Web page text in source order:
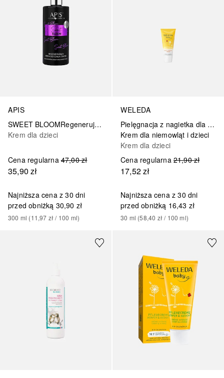
APIS
SWEET BLOOMRegenerujący krem do ciała i dłoni / 300 ml
Krem dla dzieci
Cena regularna 47,00 zł
35,90 zł
Najniższa cena z 30 dni
przed obniżką 30,90 zł
300 ml (11,97 zł / 100 ml)
WELEDA
Pielęgnacja z nagietka dla dzieci
Krem dla niemowląt i dzieci
Krem dla dzieci
Cena regularna 21,90 zł
17,52 zł
Najniższa cena z 30 dni
przed obniżką 16,43 zł
30 ml (58,40 zł / 100 ml)